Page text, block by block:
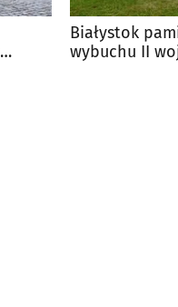
Białystok
wybuchu II